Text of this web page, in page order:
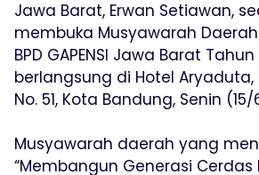
Jawa Barat, Erwan Setiawan,
membuka Musyawarah Daerah
BPD GAPENSI Jawa Barat
berlangsung di Hotel
No. 51, Kota Bandung, Senin
Musyawarah daerah yang
“Membangun Generasi Cerdas